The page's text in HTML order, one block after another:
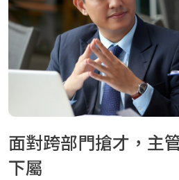
面對跨部門搶才，主
下屬